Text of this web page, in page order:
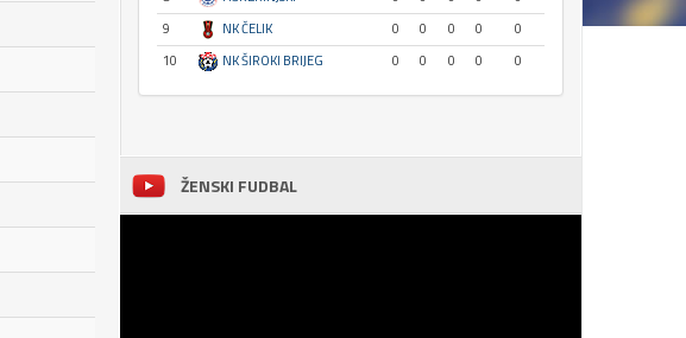
9
NK ČELIK 0 0 0 0
0
10
NK ŠIROKI BRIJEG 0 0 0 0 0
ŽENSKI FUDBAL